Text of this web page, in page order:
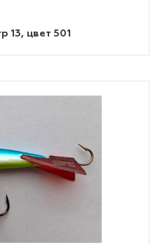
13, цвет 501